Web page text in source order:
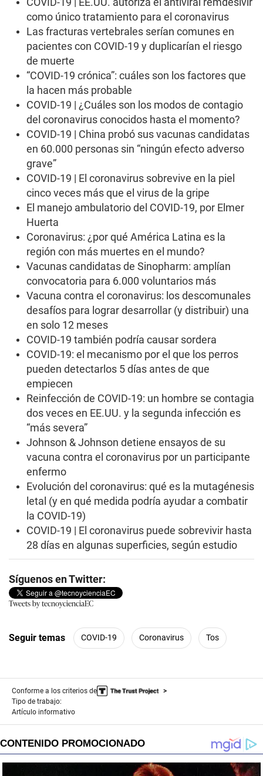
como único tratamiento para el coronavirus
Las fracturas vertebrales serían comunes en
pacientes con COVID-19 y duplicarían el riesgo
de muerte
“COVID-19 crónica”: cuáles son los factores que
la hacen más probable
COVID-19 | ¿Cuáles son los modos de contagio
del coronavirus conocidos hasta el momento?
COVID-19 | China probó sus vacunas candidatas
en 60.000 personas sin “ningún efecto adverso
grave”
COVID-19 | El coronavirus sobrevive en la piel
cinco veces más que el virus de la gripe
El manejo ambulatorio del COVID-19, por Elmer
Huerta
Coronavirus: ¿por qué América Latina es la
región con más muertes en el mundo?
Vacunas candidatas de Sinopharm: amplían
convocatoria para 6.000 voluntarios más
Vacuna contra el coronavirus: los descomunales
desafíos para lograr desarrollar (y distribuir) una
en solo 12 meses
COVID-19 también podría causar sordera
COVID-19: el mecanismo por el que los perros
pueden detectarlos 5 días antes de que
empiecen
Reinfección de COVID-19: un hombre se contagia
dos veces en EE.UU. y la segunda infección es
“más severa”
Johnson & Johnson detiene ensayos de su
vacuna contra el coronavirus por un participante
enfermo
Evolución del coronavirus: qué es la mutagénesis
letal (y en qué medida podría ayudar a combatir
la COVID-19)
COVID-19 | El coronavirus puede sobrevivir hasta
28 días en algunas superficies, según estudio
Síguenos en Twitter:
Tweets by tecnoycienciaEC
Seguir temas COVID-19 Coronavirus Tos
Conforme a los criterios de
Tipo de trabajo:
Artículo informativo